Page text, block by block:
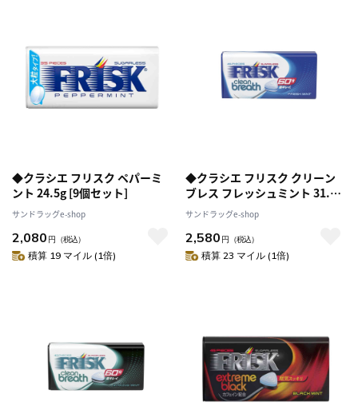
◆クラシエ フリスク ペパーミ
ント 24.5g [9個セット]
サンドラッグe-shop
2,080 円 （税込）
積算 19 マイル (1倍)
◆クラシエ フリスク クリーン
ブレス フレッシュミント 31.5g
[9個セット]
サンドラッグe-shop
2,580 円 （税込）
積算 23 マイル (1倍)